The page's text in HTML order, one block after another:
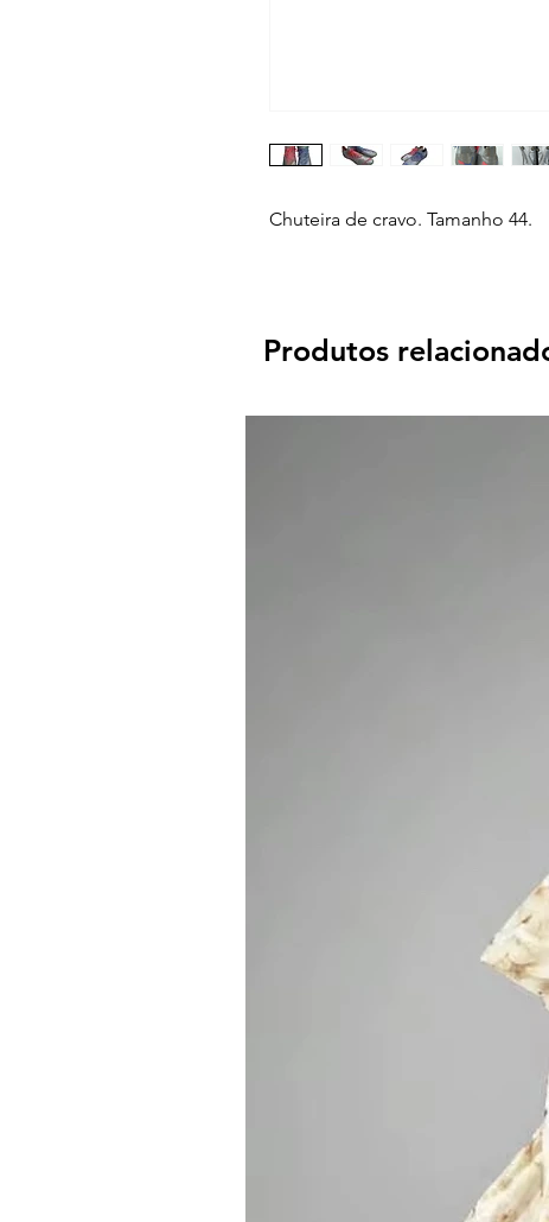
Chuteira de cravo. Tamanho 44.
Produtos